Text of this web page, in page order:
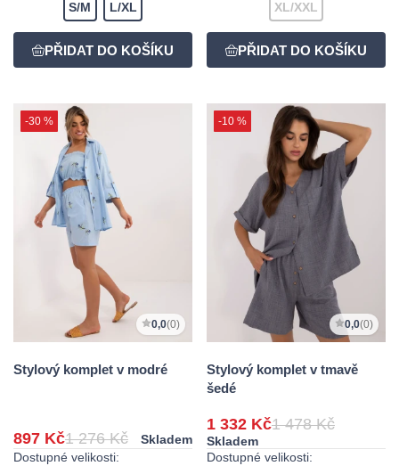
S/M L/XL XL/XXL
-30 %
0,0(0)
Stylový komplet v modré
897 Kč1 276 Kč
Skladem
Dostupné velikosti:
-10 %
0,0(0)
Stylový komplet v tmavě
šedé
1 332 Kč1 478 Kč
Skladem
Dostupné velikosti: